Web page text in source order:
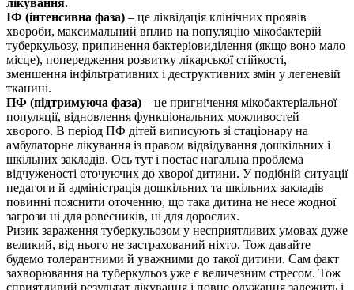
ІФ (інтенсивна фаза) – це ліквідація клінічних проявів
хвороби, максимальний вплив на популяцію мікобактерій
туберкульозу, припинення бактеріовиділення (якщо воно мало
місце), попередження розвитку лікарської стійкості,
зменшення інфільтративних і деструктивних змін у легеневій
тканині.
ПФ (підтримуюча фаза) – це пригнічення мікобактеріальної
популяції, відновлення функціональних можливостей
хворого. В період ПФ дітей виписують зі стаціонару на
амбулаторне лікування із правом відвідування дошкільних і
шкільних закладів. Ось тут і постає нагальна проблема
відчуженості оточуючих до хворої дитини. У подібній ситуації
педагоги й адміністрація дошкільних та шкільних закладів
повинні пояснити оточенню, що така дитина не несе жодної
загрози ні для ровесників, ні для дорослих.
Ризик зараження туберкульозом у несприятливих умовах дуже
великий, від нього не застрахований ніхто. Тож давайте
будемо толерантними й уважними до такої дитини. Сам факт
захворювання на туберкульоз уже є величезним стресом. Тож
сприятливий результат лікування і повне одужання залежить і